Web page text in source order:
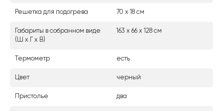
Решетка для подогрева 70 х 18 см
Габариты в собранном виде
(Ш х Г х В)
163 х 66 х 128 см
Термометр есть
Цвет черный
Пристолье два